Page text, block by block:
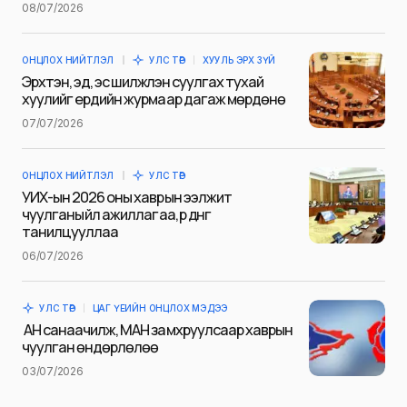
Сэтгэгдэл*
time I comment.
Илгээх
08/07/2026
ОНЦЛОХ НИЙТЛЭЛ УЛС ТӨР ХУУЛЬ ЭРХ ЗҮЙ
Эрхтэн, эд, эс шилжүүлэн суулгах тухай
хуулийг ердийн журмаар дагаж мөрдөнө
07/07/2026
ОНЦЛОХ НИЙТЛЭЛ УЛС ТӨР
УИХ-ын 2026 оны хаврын ээлжит
чуулганы үйл ажиллагаа, үр дүнг
танилцууллаа
06/07/2026
УЛС ТӨР ЦАГ ҮЕИЙН ОНЦЛОХ МЭДЭЭ
АН санаачилж, МАН замхруулсаар хаврын
чуулган өндөрлөлөө
03/07/2026